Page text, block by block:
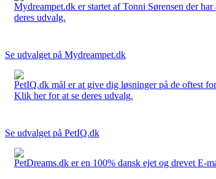
Mydreampet.dk er startet af Tonni Sørensen der
deres udvalg.
Se udvalget på Mydreampet.dk
PetIQ.dk mål er at give dig løsninger på de oftest
Klik her for at se deres udvalg.
Se udvalget på PetIQ.dk
PetDreams.dk er en 100% dansk ejet og drevet